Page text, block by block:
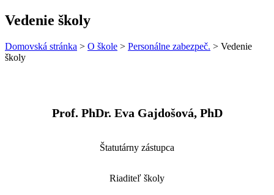
Vedenie školy
Domovská stránka > O škole > Personálne zabezpeč. > Vedenie
školy
Prof. PhDr. Eva Gajdošová, PhD
Štatutárny zástupca
Riaditeľ školy